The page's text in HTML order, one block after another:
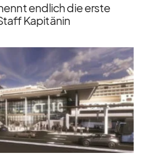
endlich die erste
Kapitänin